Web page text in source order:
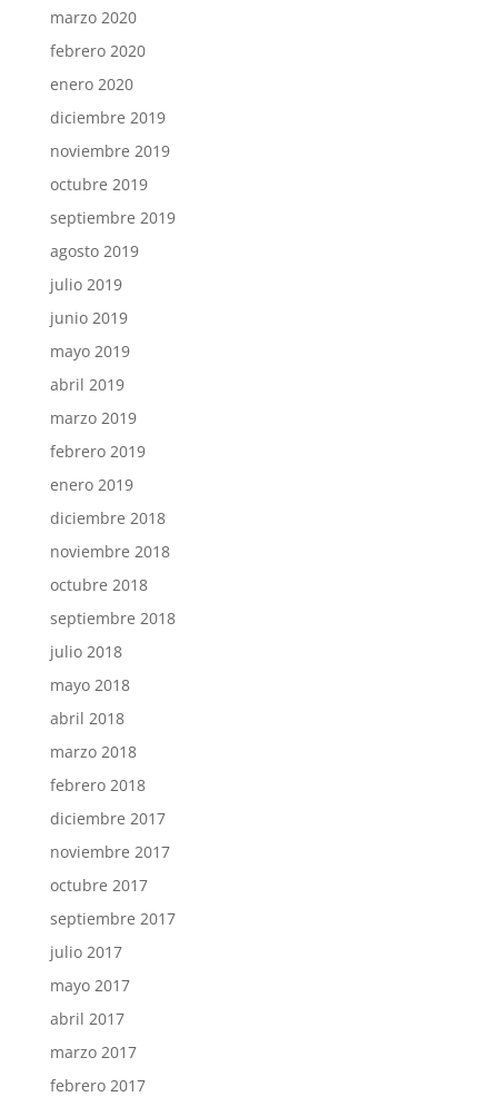
marzo 2020
febrero 2020
enero 2020
diciembre 2019
noviembre 2019
octubre 2019
septiembre 2019
agosto 2019
julio 2019
junio 2019
mayo 2019
abril 2019
marzo 2019
febrero 2019
enero 2019
diciembre 2018
noviembre 2018
octubre 2018
septiembre 2018
julio 2018
mayo 2018
abril 2018
marzo 2018
febrero 2018
diciembre 2017
noviembre 2017
octubre 2017
septiembre 2017
julio 2017
mayo 2017
abril 2017
marzo 2017
febrero 2017